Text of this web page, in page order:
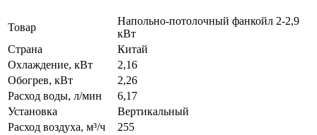
Товар
Напольно-потолочный фанкойл 2-2,9
кВт
Страна
Китай
Охлаждение, кВт
2,16
Обогрев, кВт
2,26
Расход воды, л/мин
6,17
Установка
Вертикальный
Расход воздуха, м³/ч
255